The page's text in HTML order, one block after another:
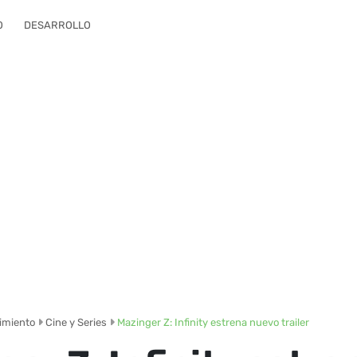
DESARROLLO
Cine y Series Mazinger Z: Infinity estrena nuevo trailer